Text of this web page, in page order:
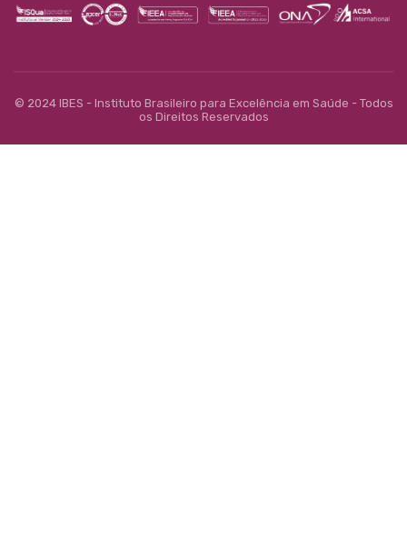
© 2024 IBES - Instituto Brasileiro para Excelência em Saúde - Todos
os Direitos Reservados